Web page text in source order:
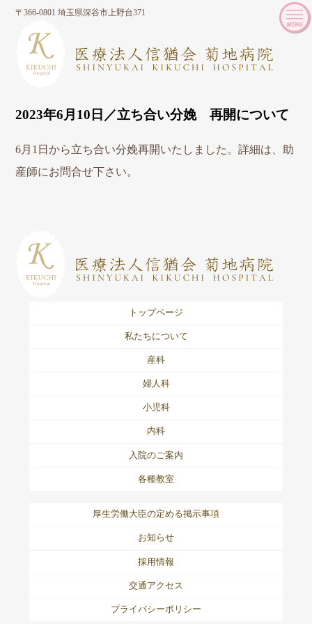
〒366-0801 埼玉県深谷市上野台371
2023年6月10日／立ち合い分娩 再開について
6月1日から立ち合い分娩再開いたしました。詳細は、助
産師にお問合せ下さい。
トップページ
私たちについて
産科
婦人科
小児科
内科
入院のご案内
各種教室
厚生労働大臣の定める掲示事項
お知らせ
採用情報
交通アクセス
プライバシーポリシー